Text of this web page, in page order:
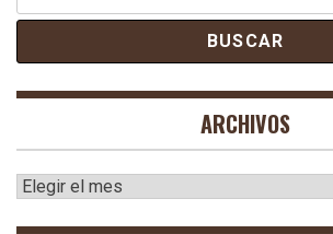
ARCHIVOS
Archivos